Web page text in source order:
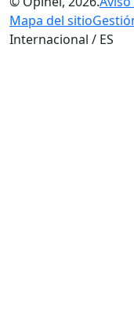
Mapa del sitio
Internacional / ES